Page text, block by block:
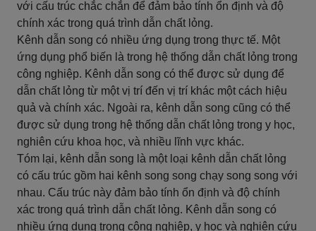
với cấu trúc chắc chắn để đảm bảo tính ổn định và độ
chính xác trong quá trình dẫn chất lỏng.
Kênh dẫn song có nhiều ứng dụng trong thực tế. Một
ứng dụng phổ biến là trong hệ thống dẫn chất lỏng trong
công nghiệp. Kênh dẫn song có thể được sử dụng để
dẫn chất lỏng từ một vị trí đến vị trí khác một cách hiệu
quả và chính xác. Ngoài ra, kênh dẫn song cũng có thể
được sử dụng trong hệ thống dẫn chất lỏng trong y học,
nghiên cứu khoa học, và nhiều lĩnh vực khác.
Tóm lại, kênh dẫn song là một loại kênh dẫn chất lỏng
có cấu trúc gồm hai kênh song song chạy song song với
nhau. Cấu trúc này đảm bảo tính ổn định và độ chính
xác trong quá trình dẫn chất lỏng. Kênh dẫn song có
nhiều ứng dụng trong công nghiệp, y học và nghiên cứu